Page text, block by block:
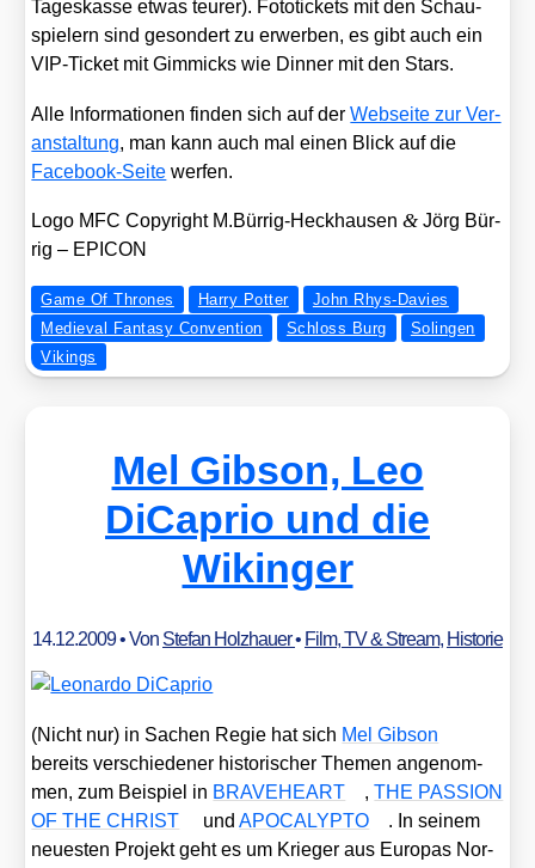
Tages­kas­se etwas teu­rer). Foto­ti­ckets mit den Schau­
spie­lern sind geson­dert zu erwer­ben, es gibt auch ein
VIP-Ticket mit Gim­micks wie Din­ner mit den Stars.
Alle Infor­ma­tio­nen fin­den sich auf derWeb­sei­te zur Ver­
an­stal­tung, man kann auch mal einen Blick auf die
Face­book-Sei­te wer­fen.
Logo MFC Copy­right M.Bürrig-Heckhausen& Jörg Bür­
rig – EPICON
Game Of Thrones Harry Potter
John Rhys-Davies
Medieval Fantasy Convention
Schloss Burg
Solingen
Vikings
Mel Gibson, Leo
DiCaprio und die
Wikinger
14.12.2009• Von Stefan Holzhauer• Film, TV & Stream, Historie
(Nicht nur) in Sachen Regie hat sich Mel Gib­son
bereits ver­schie­de­ner his­to­ri­scher The­men ange­nom­
men, zum Bei­spiel in BRAVEHEART ,THE PASSION
OF THE CHRIST
undAPOCALYPTO
. In sei­nem
neu­es­ten Pro­jekt geht es um Krie­ger aus Euro­pas Nor­